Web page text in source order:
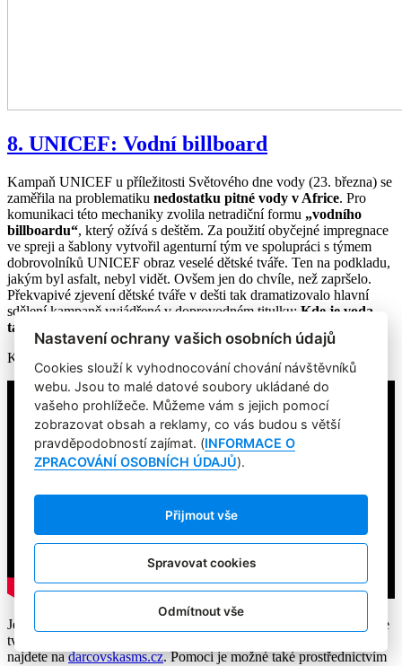
8. UNICEF: Vodní billboard
Kampaň UNICEF u příležitosti Světového dne vody (23. března) se
zaměřila na problematiku nedostatku pitné vody v Africe. Pro
komunikaci této mechaniky zvolila netradiční formu „vodního
billboardu“, který ožívá s deštěm. Za použití obyčejné impregnace
ve spreji a šablony vytvořil agenturní tým ve spolupráci s týmem
dobrovolníků UNICEF obraz veselé dětské tváře. Ten na podkladu,
jakým byl asfalt, nebyl vidět. Ovšem jen do chvíle, než zapršelo.
Překvapivé zjevení dětské tváře v dešti tak dramatizovalo hlavní
sdělení kampaně vyjádřené v doprovodném titulku: Kde je voda,
tam je život.
Kampaň realizovala komunikační
Jedna
vyčistí v Africe 3 644 litrů vody. Pošlete ji ve
tvaru DMS UNICEF 90 na 87777. UNICEF obdrží 89 Kč. Více
najdete nadarcovskasms.cz. Pomoci je možné také prostřednictvím
Nastavení ochrany vašich osobních údajů
Cookies slouží k vyhodnocování chování návštěvníků
webu. Jsou to malé datové soubory ukládané do
vašeho prohlížeče. Můžeme vám s jejich pomocí
zobrazovat obsah a reklamy, co vás budou s větší
pravděpodobností zajímat. (INFORMACE O
ZPRACOVÁNÍ OSOBNÍCH ÚDAJŮ).
Přijmout vše
Spravovat cookies
Odmítnout vše